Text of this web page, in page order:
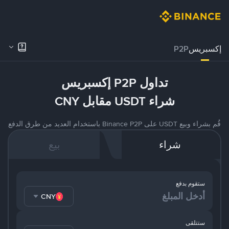
إكسبريسP2P
تداول P2P إكسبريس
شراء USDT مقابل CNY
قُم بشراء وبيع USDT على Binance P2P باستخدام العديد من طرق الدفع
شراء بيع
ستقوم بدفع
CNY
ستتلقى